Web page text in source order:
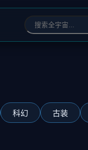
科幻 古装